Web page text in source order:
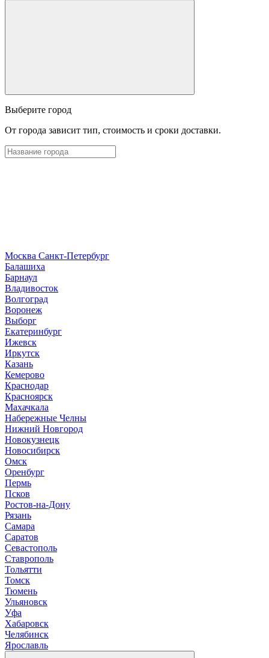
Выберите город
От города зависит тип, стоимость и сроки доставки.
Москва Санкт-Петербург
Балашиха
Барнаул
Владивосток
Волгоград
Воронеж
Выборг
Екатеринбург
Ижевск
Иркутск
Казань
Кемерово
Краснодар
Красноярск
Махачкала
Набережные Челны
Нижний Новгород
Новокузнецк
Новосибирск
Омск
Оренбург
Пермь
Псков
Ростов-на-Дону
Рязань
Самара
Саратов
Севастополь
Ставрополь
Тольятти
Томск
Тюмень
Ульяновск
Уфа
Хабаровск
Челябинск
Ярославль